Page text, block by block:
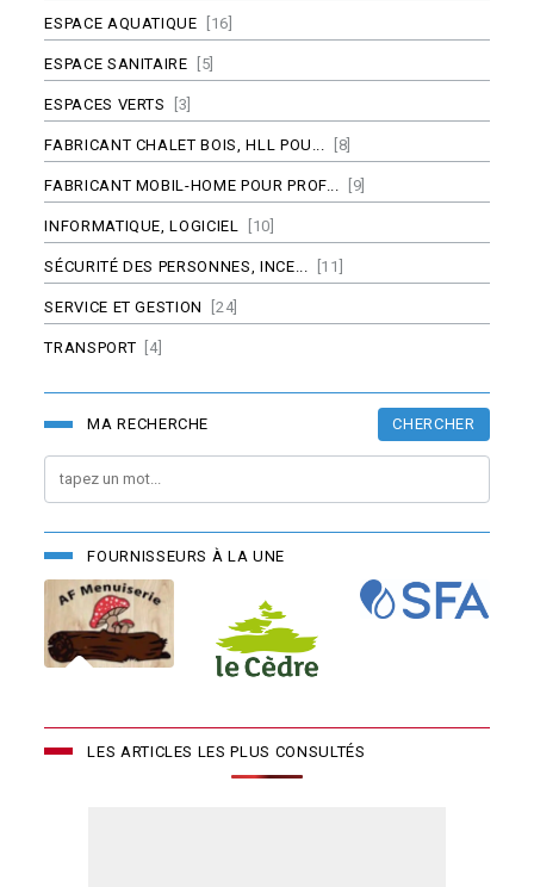
ESPACE AQUATIQUE [16]
ESPACE SANITAIRE [5]
ESPACES VERTS [3]
FABRICANT CHALET BOIS, HLL POU... [8]
FABRICANT MOBIL-HOME POUR PROF... [9]
INFORMATIQUE, LOGICIEL [10]
SÉCURITÉ DES PERSONNES, INCE... [11]
SERVICE ET GESTION [24]
TRANSPORT [4]
MA RECHERCHE CHERCHER
FOURNISSEURS À LA UNE
LES ARTICLES LES PLUS CONSULTÉS